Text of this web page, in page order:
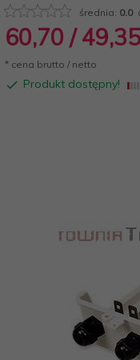
średnia: 0.0
60,70 / 49,35
* cena brutto / netto
Produkt dostępny!